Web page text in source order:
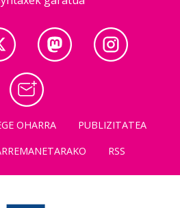
OHARRA
PUBLIZITATEA
RSS